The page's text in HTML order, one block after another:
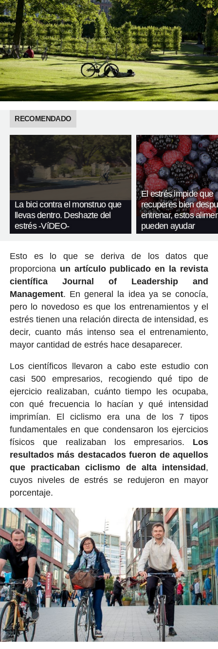
RECOMENDADO
La bici contra el monstruo que
llevas dentro. Deshazte del
estrés -VíDEO-
El estrés impide que
recuperes bien
entrenar, estos
pueden ayudar
Esto es lo que se deriva de los datos que
proporciona un artículo publicado en la revista
científica Journal of Leadership and
Management. En general la idea ya se conocía,
pero lo novedoso es que los entrenamientos y el
estrés tienen una relación directa de intensidad, es
decir, cuanto más intenso sea el entrenamiento,
mayor cantidad de estrés hace desaparecer.
Los científicos llevaron a cabo este estudio con
casi 500 empresarios, recogiendo qué tipo de
ejercicio realizaban, cuánto tiempo les ocupaba,
con qué frecuencia lo hacían y qué intensidad
imprimían. El ciclismo era una de los 7 tipos
fundamentales en que condensaron los ejercicios
físicos que realizaban los empresarios. Los
resultados más destacados fueron de aquellos
que practicaban ciclismo de alta intensidad,
cuyos niveles de estrés se redujeron en mayor
porcentaje.